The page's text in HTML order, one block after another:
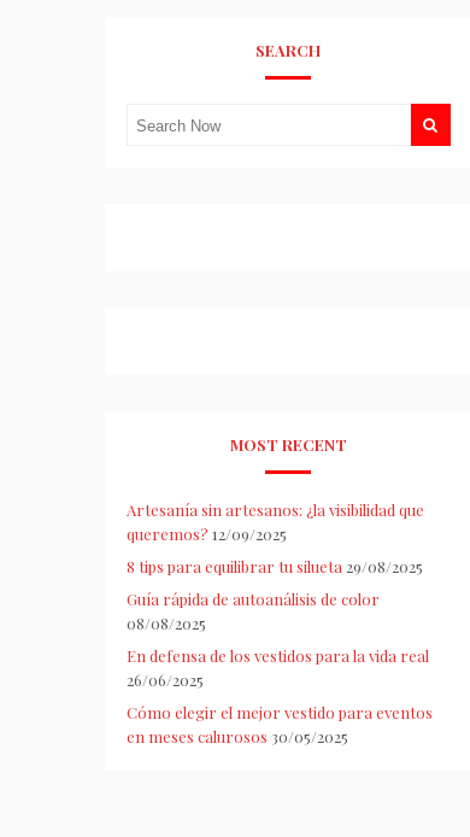
SEARCH
MOST RECENT
Artesanía sin artesanos: ¿la visibilidad que
queremos? 12/09/2025
8 tips para equilibrar tu silueta 29/08/2025
Guía rápida de autoanálisis de color
08/08/2025
En defensa de los vestidos para la vida real
26/06/2025
Cómo elegir el mejor vestido para eventos
en meses calurosos 30/05/2025